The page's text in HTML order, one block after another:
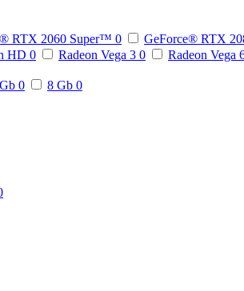
RTX 2060 Super™ 0 GeForce® RTX
HD 0 Radeon Vega 3 0 Radeon Vega
0 8 Gb 0